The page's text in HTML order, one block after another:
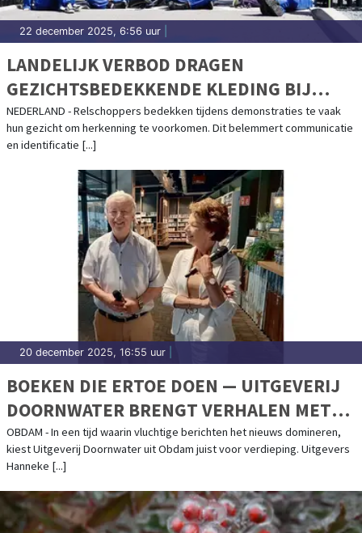
22 december 2025, 6:56 uur
LANDELIJK VERBOD DRAGEN
GEZICHTSBEDEKKENDE KLEDING BIJ
DEMONSTRATIES!
NEDERLAND - Relschoppers bedekken tijdens demonstraties te vaak
hun gezicht om herkenning te voorkomen. Dit belemmert communicatie
en identificatie [...]
20 december 2025, 16:55 uur
BOEKEN DIE ERTOE DOEN — UITGEVERIJ
DOORNWATER BRENGT VERHALEN MET
EEN GEWETEN
OBDAM - In een tijd waarin vluchtige berichten het nieuws domineren,
kiest Uitgeverij Doornwater uit Obdam juist voor verdieping. Uitgevers
Hanneke [...]